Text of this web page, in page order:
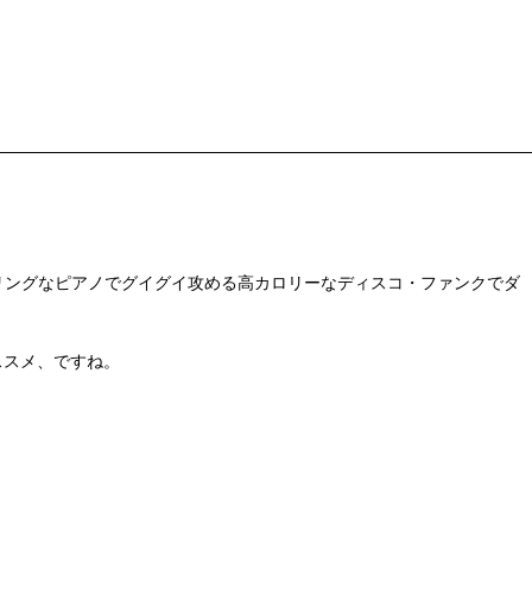
グなピアノでグイグイ攻める高カロリーなディスコ・ファンクでダ
メ、ですね。